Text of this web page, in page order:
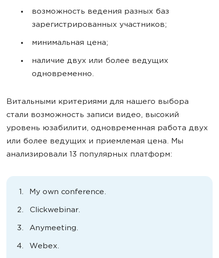
возможность ведения разных баз
зарегистрированных участников;
минимальная цена;
наличие двух или более ведущих
одновременно.
Витальными критериями для нашего выбора
стали возможность записи видео, высокий
уровень юзабилити, одновременная работа двух
или более ведущих и приемлемая цена. Мы
анализировали 13 популярных платформ:
My own conference.
Clickwebinar.
Anymeeting.
Webex.